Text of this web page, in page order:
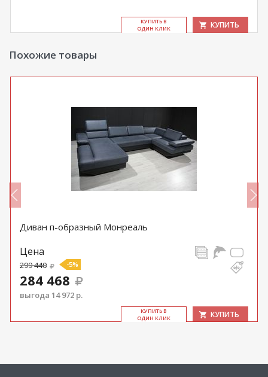
КУ­ПИТЬ В
ОДИН КЛИК
КУПИТЬ
Похожие товары
Диван п-образный Монреаль
Цена
299 440 -5%
284 468
выгода 14 972 р.
КУ­ПИТЬ В
ОДИН КЛИК
КУПИТЬ